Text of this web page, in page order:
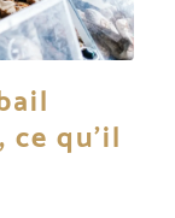
qu’il